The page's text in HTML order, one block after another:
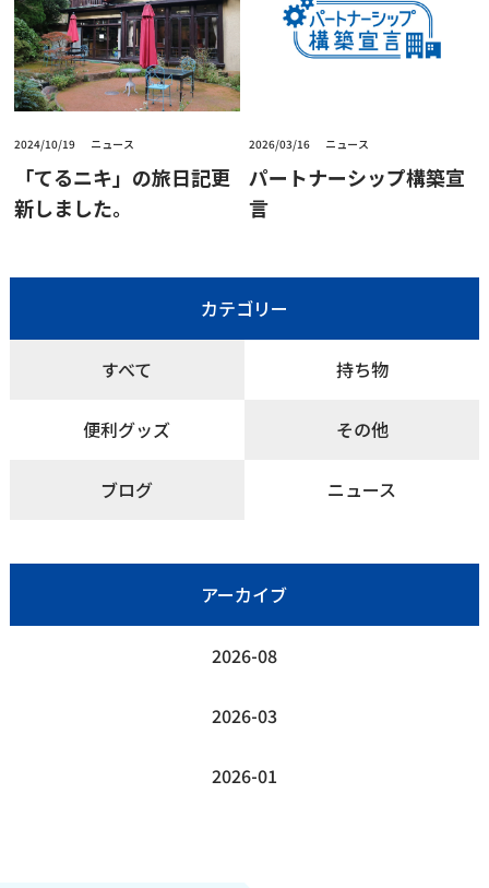
2024/10/19 ニュース
「てるニキ」の旅日記更
新しました。
2026/03/16 ニュース
パートナーシップ構築宣
言
カテゴリー
すべて 持ち物
便利グッズ その他
ブログ ニュース
アーカイブ
2026-08
2026-03
2026-01